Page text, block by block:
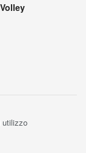
Volley
utilizzo